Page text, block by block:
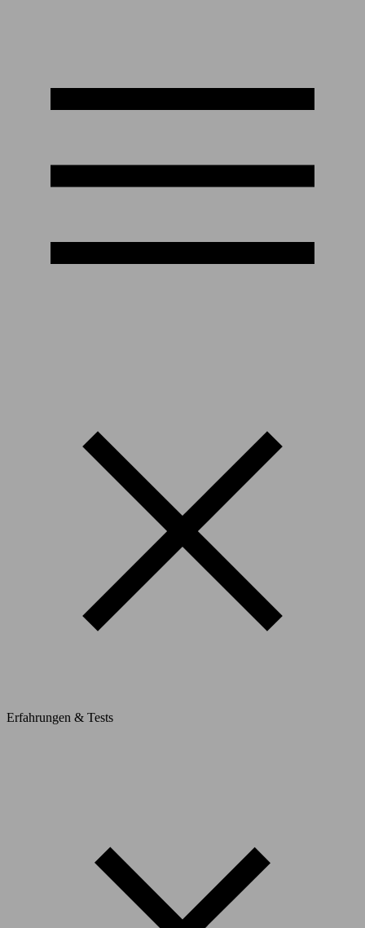
Erfahrungen & Tests